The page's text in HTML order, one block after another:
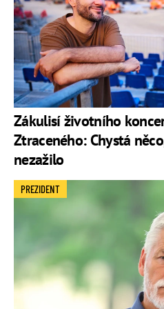
Zákulisí životního
Ztraceného: Chystá
nezažilo
PREZIDENT